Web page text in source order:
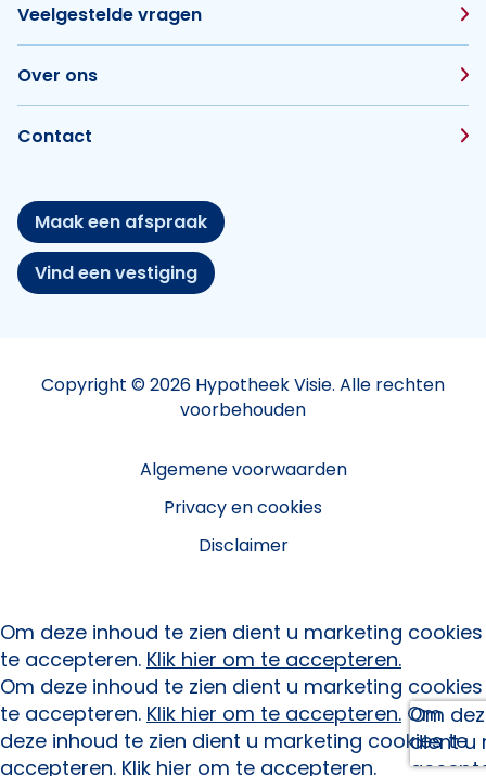
Veelgestelde vragen
Over ons
Contact
Maak een afspraak
Vind een vestiging
Copyright © 2026 Hypotheek Visie. Alle rechten
voorbehouden
Algemene voorwaarden
Privacy en cookies
Disclaimer
Om
dient u
Om deze inhoud te zien dient u marketing cookies
te accepteren. Klik hier om te accepteren.
Om deze inhoud te zien dient u marketing cookies
te accepteren. Klik hier om te accepteren. Om
deze inhoud te zien dient u marketing cookies te
accepteren. Klik hier om te accepteren.